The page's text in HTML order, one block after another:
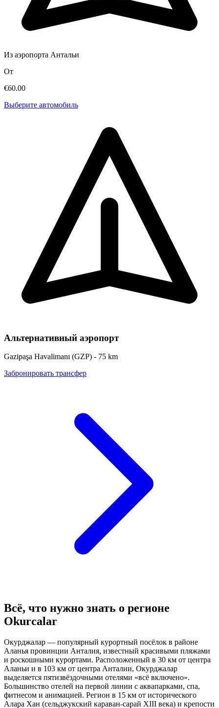
Из аэропорта Антальи
От
€60.00
Выберите автомобиль
Альтернативный аэропорт
Gazipaşa Havalimanı (GZP) - 75 km
Забронировать трансфер
Всё, что нужно знать о регионе
Okurcalar
Окурджалар — популярный курортный посёлок в районе
Аланья провинции Анталия, известный красивыми пляжами
и роскошными курортами. Расположенный в 30 км от центра
Аланьи и в 103 км от центра Анталии, Окурджалар
выделяется пятизвёздочными отелями «всё включено».
Большинство отелей на первой линии с аквапарками, спа,
фитнесом и анимацией. Регион в 15 км от исторического
Алара Хан (сельджукский караван-сарай XIII века) и крепости